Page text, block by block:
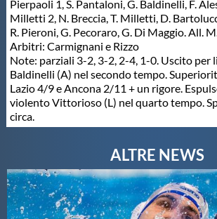
Pierpaoli 1, S. Pantaloni, G. Baldinelli, F.
Milletti 2, N. Breccia, T. Milletti, D.
R. Pieroni, G. Pecoraro, G. Di Maggio. All.
Arbitri: Carmignani e Rizzo
Note: parziali 3-2, 3-2, 2-4, 1-0. Uscito per
Baldinelli (A) nel secondo tempo.
Lazio 4/9 e Ancona 2/11 + un rigore.
violento Vittorioso (L) nel quarto tempo.
circa.